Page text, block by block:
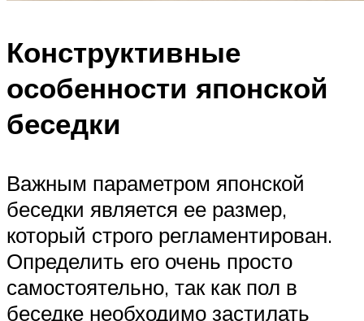
Конструктивные
особенности японской
беседки
Важным параметром японской
беседки является ее размер,
который строго регламентирован.
Определить его очень просто
самостоятельно, так как пол в
беседке необходимо застилать